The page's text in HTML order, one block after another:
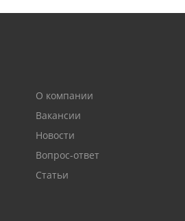
О компании
Вакансии
Новости
Вопрос-ответ
Статьи